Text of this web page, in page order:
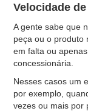
Velocidade
A gente sabe que
peça ou o produto
em falta ou
concessionária.
Nesses casos um
por exemplo,
vezes ou mais por